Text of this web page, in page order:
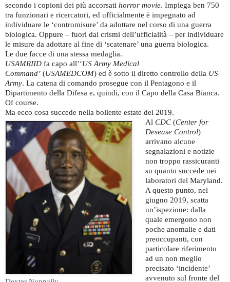
secondo i copioni dei più accorsati horror movie. Impiega ben 750
tra funzionari e ricercatori, ed ufficialmente è impegnato ad
individuare le ‘contromisure’ da adottare nel corso di una guerra
biologica. Oppure – fuori dai crismi dell’ufficialità – per individuare
le misure da adottare al fine di ‘scatenare’ una guerra biologica.
Le due facce di una stessa medaglia.
USAMRIID fa capo all’‘US Army Medical
Command’ (USAMEDCOM) ed è sotto il diretto controllo della US
Army. La catena di comando prosegue con il Pentagono e il
Dipartimento della Difesa e, quindi, con il Capo della Casa Bianca.
Of course.
Ma ecco cosa succede nella bollente estate del 2019.
Al CDC (Center for
Desease Control)
arrivano alcune
segnalazioni e notizie
non troppo rassicuranti
su quanto succede nei
laboratori del Maryland.
A questo punto, nel
giugno 2019, scatta
un’ispezione: dalla
quale emergono non
poche anomalie e dati
preoccupanti, con
particolare riferimento
ad un non meglio
precisato ‘incidente’
avvenuto sul fronte del